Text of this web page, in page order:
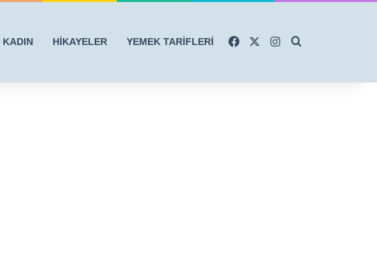
KADIN HİKAYELER YEMEK TARİFLERİ FacebookInstagram